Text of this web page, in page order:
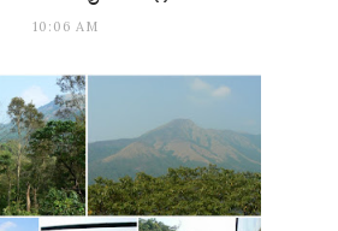
10:06 AM